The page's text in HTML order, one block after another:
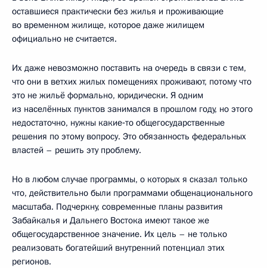
оставшиеся практически без жилья и проживающие
во временном жилище, которое даже жилищем
официально не считается.
Их даже невозможно поставить на очередь в связи с тем,
что они в ветхих жилых помещениях проживают, потому что
это не жильё формально, юридически. Я одним
из населённых пунктов занимался в прошлом году, но этого
недостаточно, нужны какие‑то общегосударственные
решения по этому вопросу. Это обязанность федеральных
властей – решить эту проблему.
Но в любом случае программы, о которых я сказал только
что, действительно были программами общенационального
масштаба. Подчеркну, современные планы развития
Забайкалья и Дальнего Востока имеют такое же
общегосударственное значение. Их цель – не только
реализовать богатейший внутренний потенциал этих
регионов.